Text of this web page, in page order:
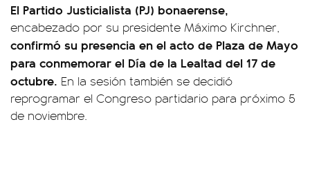
El Partido Justicialista (PJ) bonaerense,
encabezado por su presidente Máximo Kirchner,
confirmó su presencia en el acto de Plaza de Mayo
para conmemorar el Día de la Lealtad del 17 de
octubre. En la sesión también se decidió
reprogramar el Congreso partidario para próximo 5
de noviembre.